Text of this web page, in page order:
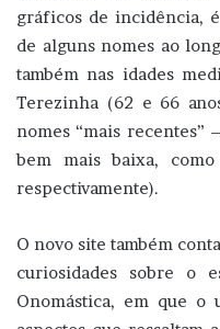
gráficos de incidência,
de alguns nomes ao
também nas idades
Terezinha (62 e 66
nomes “mais recentes”
bem mais baixa,
respectivamente).
O novo site também
curiosidades sobre o
Onomástica, em que o